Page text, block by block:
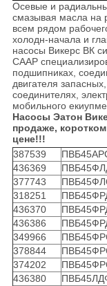
Осевые и
смазывая масла на
всем рядом
холодн-начала и
насосы Викерс ВК
СААР
подшипниках,
двигателя
соединителях,
мобильного
Насосы Эатон
продаже,
цене!!!
387539
436369
377743
318251
436370
436386
349966
378844
374202
436380